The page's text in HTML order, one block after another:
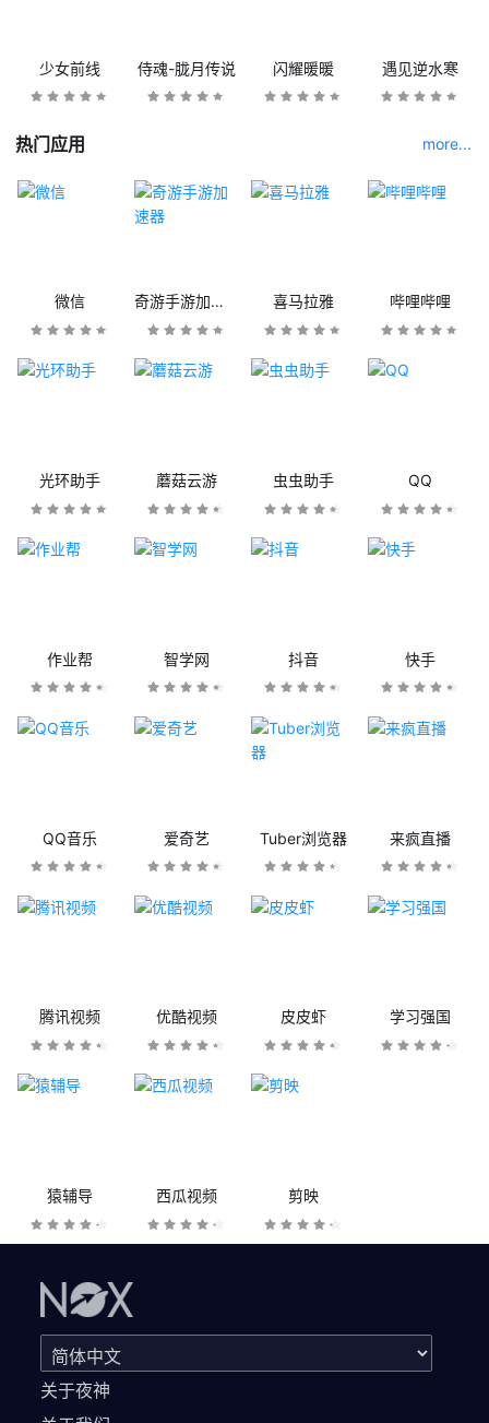
少女前线 侍魂-胧月传说 闪耀暖暖 遇见逆水寒
热门应用 more...
微信 奇游手游加速器 喜马拉雅 哔哩哔哩
光环助手 蘑菇云游 虫虫助手 QQ
作业帮 智学网 抖音 快手
QQ音乐 爱奇艺 Tuber浏览器 来疯直播
腾讯视频 优酷视频 皮皮虾 学习强国
猿辅导 西瓜视频 剪映
关于夜神